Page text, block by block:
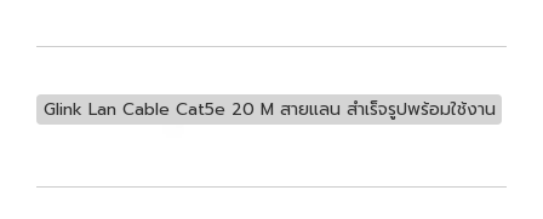
Glink Lan Cable Cat5e 20 M สายแลน สำเร็จรูปพร้อมใช้งาน